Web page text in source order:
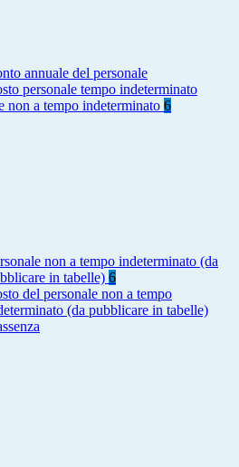
annuale del personale
personale tempo indeterminato
non a tempo indeterminato 6
non a tempo indeterminato (da
in tabelle) 6
del personale non a tempo
(da pubblicare in tabelle)